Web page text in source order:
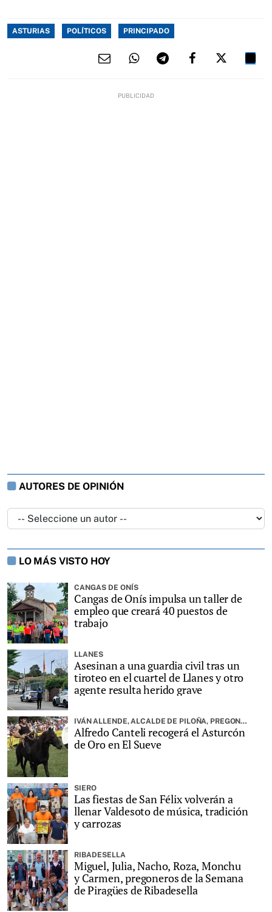
ASTURIAS POLÍTICOS PRINCIPADO
AUTORES DE OPINIÓN
LO MÁS VISTO HOY
CANGAS DE ONÍS
Cangas de Onís impulsa un taller de
empleo que creará 40 puestos de
trabajo
LLANES
Asesinan a una guardia civil tras un
tiroteo en el cuartel de Llanes y otro
agente resulta herido grave
IVÁN ALLENDE, ALCALDE DE PILOÑA, PREGONARÁ LA FIESTA
Alfredo Canteli recogerá el Asturcón
de Oro en El Sueve
SIERO
Las fiestas de San Félix volverán a
llenar Valdesoto de música, tradición
y carrozas
RIBADESELLA
Miguel, Julia, Nacho, Roza, Monchu
y Carmen, pregoneros de la Semana
de Piragües de Ribadesella